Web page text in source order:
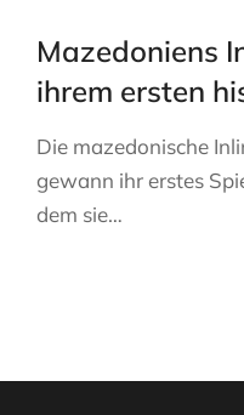
Mazedoniens
ihrem ersten
Die mazedonische
gewann ihr erstes
dem sie…